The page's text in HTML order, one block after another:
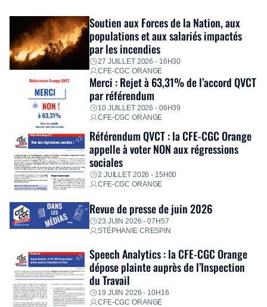
Fidèle à sa mission d’utilité sociale, le Groupe mobilise
immédiatement ses équipes afin de proposer un diagnostic
personnalisé, des aides financières pour faire face aux
premières dépenses, […]
Soutien aux Forces de la Nation, aux
populations et aux salariés impactés
par les incendies
27 JUILLET 2026 - 16H30
CFE-CGC ORANGE
Merci : Rejet à 63,31% de l’accord QVCT
par référendum
10 JUILLET 2026 - 06H39
CFE-CGC ORANGE
Référendum QVCT : la CFE-CGC Orange
appelle à voter NON aux régressions
sociales
2 JUILLET 2026 - 15H00
CFE-CGC ORANGE
Revue de presse de juin 2026
23 JUIN 2026 - 07H57
STÉPHANIE CRESPIN
Speech Analytics : la CFE-CGC Orange
dépose plainte auprès de l’Inspection
du Travail
19 JUIN 2026 - 10H16
CFE-CGC ORANGE